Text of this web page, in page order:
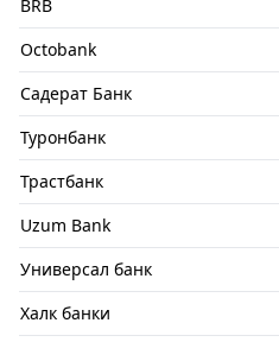
BRB
Octobank
Садерат Банк
Туронбанк
Трастбанк
Uzum Bank
Универсал банк
Халк банки